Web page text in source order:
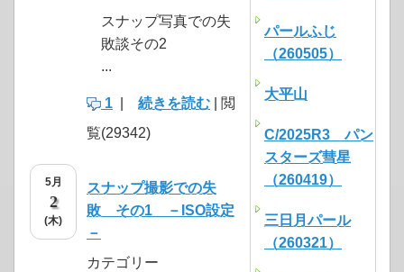
スナップ写真での失
敗談その2
...
1 続きを読む | 閲
覧(29342)
5月
2
(木)
スナップ撮影での失
敗 その1 －ISO設定
－
カテゴリー
パールふじ
（260505）
大平山
C/2025R3 パン
スターズ彗星
（260419）
三日月パール
（260321）